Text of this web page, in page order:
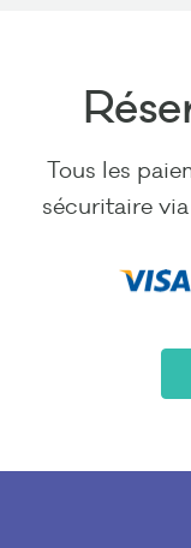
Tous les
sécuritaire